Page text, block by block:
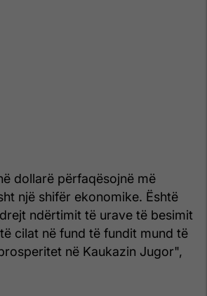
dollarë përfaqësojnë më
një shifër ekonomike. Është
ndërtimit të urave të besimit
cilat në fund të fundit mund të
në Kaukazin Jugor",